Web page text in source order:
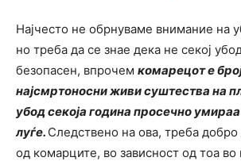
Најчесто не обрнуваме внимание на
но треба да се знае дека не секој
безопасен, впрочем комарецот е
најсмртоносни живи суштества на
убод секоја година просечно
луѓе. Следствено на ова, треба
од комарците, во зависност од тоа во